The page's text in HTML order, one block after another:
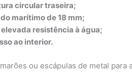
circular traseira;
marítimo de 18 mm;
resistência à água;
ao interior.
ou escápulas de metal para